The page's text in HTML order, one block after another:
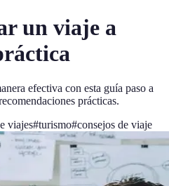
un viaje a
efectiva con esta guía paso a
prácticas.
viajes#turismo#consejos de viaje